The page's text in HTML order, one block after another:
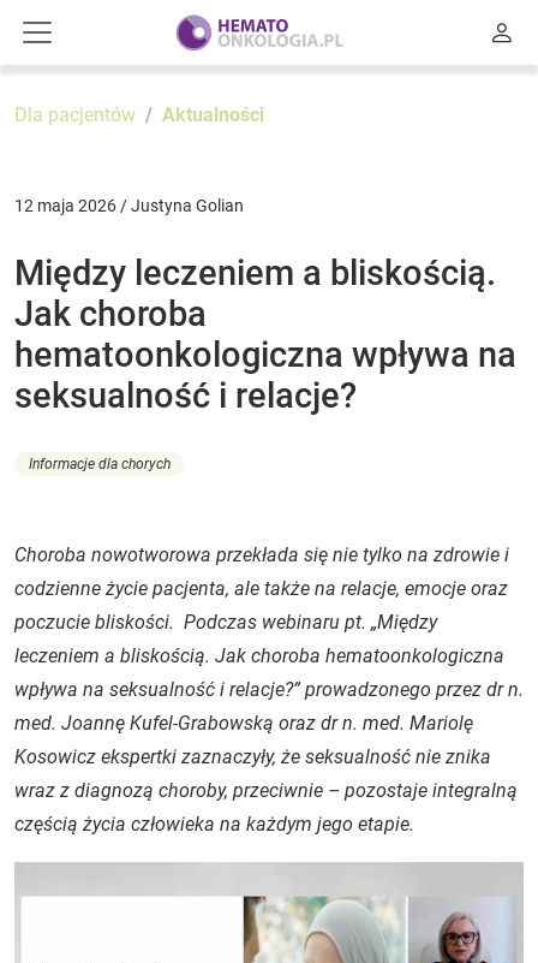
Dla pacjentów Aktualności
12 maja 2026 / Justyna Golian
Między leczeniem a bliskością.
Jak choroba
hematoonkologiczna wpływa na
seksualność i relacje?
Informacje dla chorych
Choroba nowotworowa przekłada się nie tylko na zdrowie i
codzienne życie pacjenta, ale także na relacje, emocje oraz
poczucie bliskości. Podczas webinaru pt. „Między
leczeniem a bliskością. Jak choroba hematoonkologiczna
wpływa na seksualność i relacje?” prowadzonego przez dr n.
med. Joannę Kufel-Grabowską oraz dr n. med. Mariolę
Kosowicz ekspertki zaznaczyły, że seksualność nie znika
wraz z diagnozą choroby, przeciwnie – pozostaje integralną
częścią życia człowieka na każdym jego etapie.